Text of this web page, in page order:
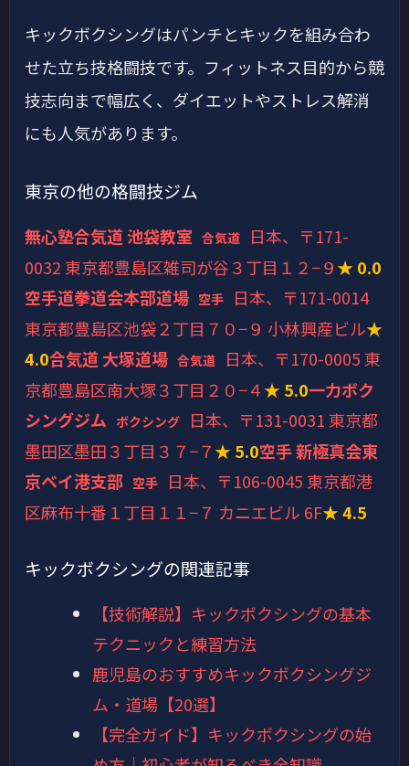
キックボクシングはパンチとキックを組み合わ
せた立ち技格闘技です。フィットネス目的から競
技志向まで幅広く、ダイエットやストレス解消
にも人気があります。
東京の他の格闘技ジム
無心塾合気道 池袋教室 合気道
日本、〒171-
0032 東京都豊島区雑司が谷３丁目１２−９★ 0.0
空手道拳道会本部道場 空手
日本、〒171-0014
東京都豊島区池袋２丁目７０−９ 小林興産ビル★
4.0合気道 大塚道場 合気道
日本、〒170-0005 東
京都豊島区南大塚３丁目２０−４★ 5.0一力ボク
シングジム ボクシング
日本、〒131-0031 東京都
墨田区墨田３丁目３７−７★ 5.0空手 新極真会東
京ベイ港支部 空手
日本、〒106-0045 東京都港
区麻布十番１丁目１１−７ カニエビル 6F★ 4.5
キックボクシングの関連記事
【技術解説】キックボクシングの基本
テクニックと練習方法
鹿児島のおすすめキックボクシングジ
ム・道場【20選】
【完全ガイド】キックボクシングの始